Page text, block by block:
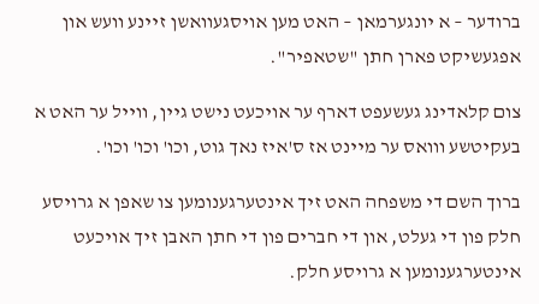
ברודער – א יונגערמאן – האט מען אויסגעוואשן זיינע וועש און
אפגעשיקט פארן חתן "שטאפיר".
צום קלאדינג געשעפט דארף ער אויכעט נישט גיין, ווייל ער האט א
בעקיטשע ווואס ער מיינט אז ס'איז נאך גוט, וכו' וכו' וכו'.
ברוך השם די משפחה האט זיך אינטערגענומען צו שאפן א גרויסע
חלק פון די געלט, און די חברים פון די חתן האבן זיך אויכעט
אינטערגענומען א גרויסע חלק.